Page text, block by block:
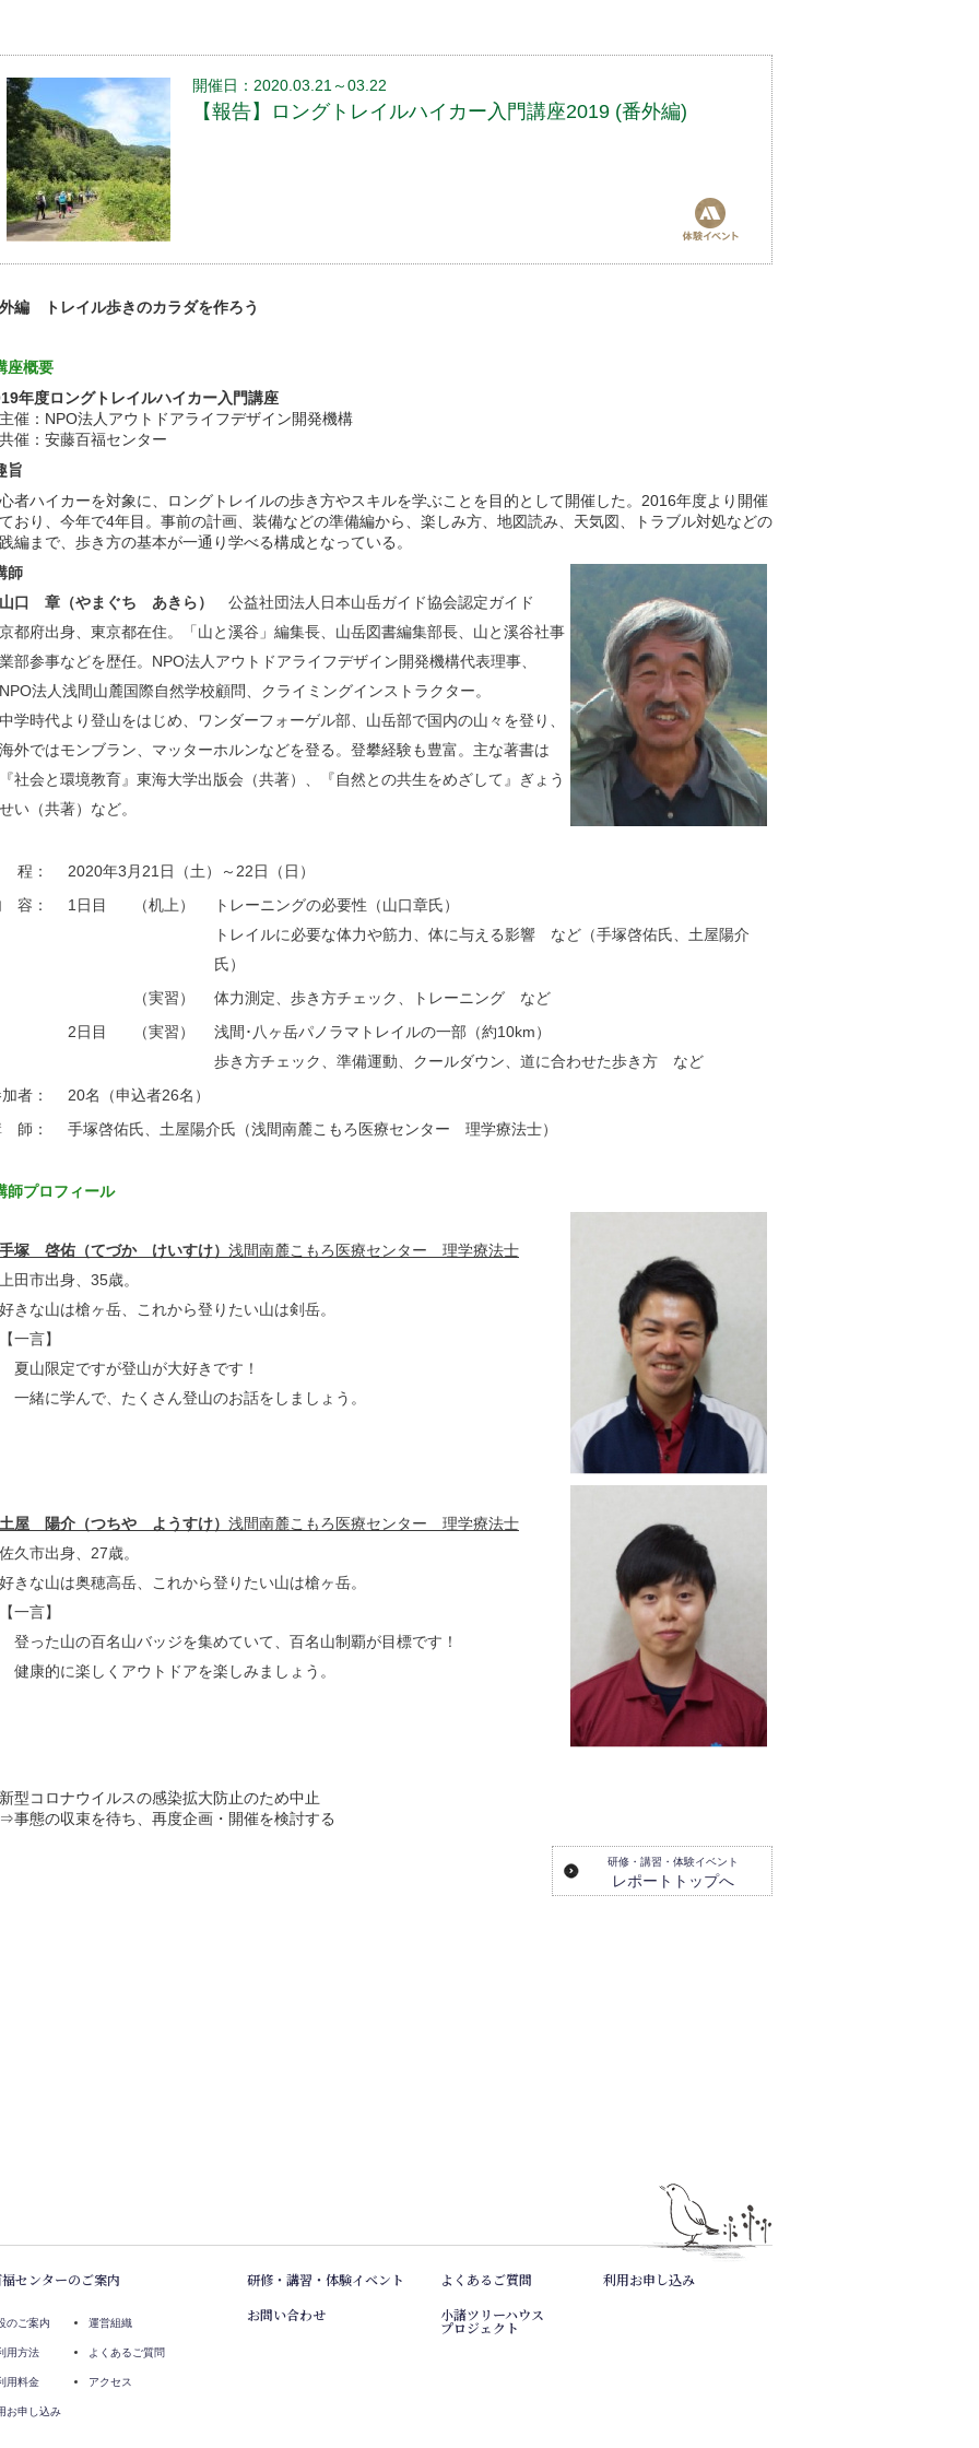
開催日：2020.03.21～03.22
【報告】ロングトレイルハイカー入門講座2019 (番外編)
編 トレイル歩きのカラダを作ろう
座概要
年度ロングトレイルハイカー入門講座
：NPO法人アウトドアライフデザイン開発機構
：安藤百福センター
旨
者ハイカーを対象に、ロングトレイルの歩き方やスキルを学ぶことを目的として開催した。2016年度より開催
おり、今年で4年目。事前の計画、装備などの準備編から、楽しみ方、地図読み、天気図、トラブル対処などの
編まで、歩き方の基本が一通り学べる構成となっている。
師
山口 章（やまぐち あきら）
公益社団法人日本山岳ガイド協会認定ガイド
京都府出身、東京都在住。「山と溪谷」編集長、山岳図書編集部長、山と溪谷社事
業部参事などを歴任。NPO法人アウトドアライフデザイン開発機構代表理事、
NPO法人浅間山麓国際自然学校顧問、クライミングインストラクター。
中学時代より登山をはじめ、ワンダーフォーゲル部、山岳部で国内の山々を登り、
海外ではモンブラン、マッターホルンなどを登る。登攀経験も豊富。主な著書は
『社会と環境教育』東海大学出版会（共著）、『自然との共生をめざして』ぎょう
せい（共著）など。
程：
2020年3月21日（土）～22日（日）
容：
1日目 （机上）
トレーニングの必要性（山口章氏）
トレイルに必要な体力や筋力、体に与える影響 など（手塚啓佑氏、土屋陽介
氏）
（実習）
体力測定、歩き方チェック、トレーニング など
2日目
（実習）
浅間･八ヶ岳パノラマトレイルの一部（約10km）
歩き方チェック、準備運動、クールダウン、道に合わせた歩き方 など
者：
20名（申込者26名）
師：
手塚啓佑氏、土屋陽介氏（浅間南麓こもろ医療センター 理学療法士）
師プロフィール
手塚 啓佑（てづか けいすけ） 浅間南麓こもろ医療センター 理学療法士
上田市出身、35歳。
好きな山は槍ヶ岳、これから登りたい山は剣岳。
【一言】
夏山限定ですが登山が大好きです！
一緒に学んで、たくさん登山のお話をしましょう。
土屋 陽介（つちや ようすけ） 浅間南麓こもろ医療センター 理学療法士
佐久市出身、27歳。
好きな山は奥穂高岳、これから登りたい山は槍ヶ岳。
【一言】
登った山の百名山バッジを集めていて、百名山制覇が目標です！
健康的に楽しくアウトドアを楽しみましょう。
型コロナウイルスの感染拡大防止のため中止
態の収束を待ち、再度企画・開催を検討する
研修・講習・体験イベント
レポートトップへ
センターのご案内
のご案内
用方法
用料金
お申し込み
運営組織
よくあるご質問
アクセス
研修・講習・体験イベント よくあるご質問
利用お申し込み
お問い合わせ
小諸ツリーハウス
プロジェクト